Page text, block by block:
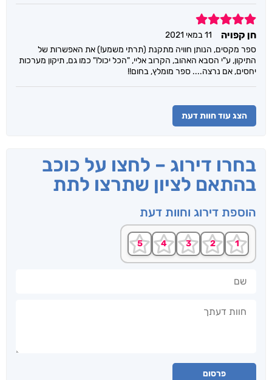
5
חן קפויה
11 במאי 2021
ספר מקסים, הנותן חוויה מתקנת (תרתי משמע!) את האפשרות של
התיקון, ע"י הסבא האהוב, הקרוב אליי, "הכל יכול!" כמו גם, תיקון מערכות
יחסים, אם נרצה.... ספר מומלץ, בחום!!
הצג עוד חוות דעת
בחרו דירוג – לחצו על כוכב
בהתאם לציון שתרצו לתת
הוספת דירוג וחוות דעת
פרסום